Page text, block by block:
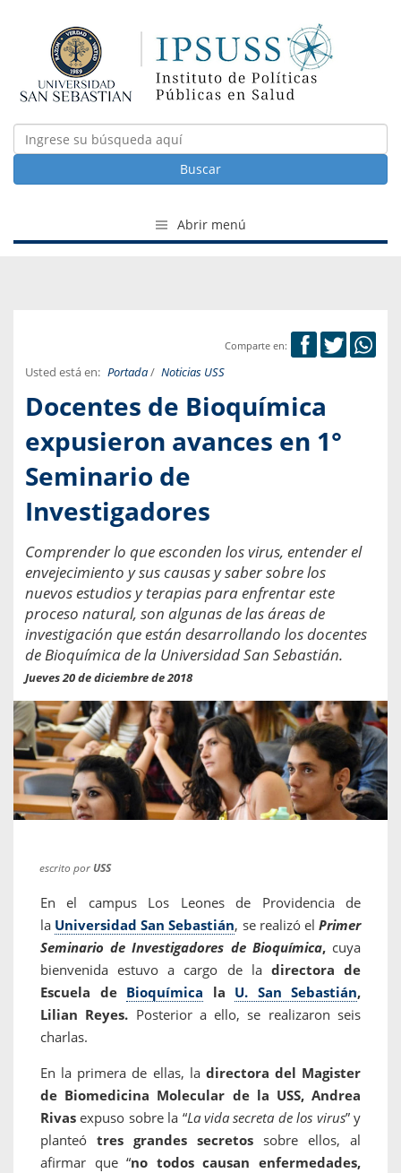
Buscar
Abrir menú
Comparte en:
Usted está en: Portada/ Noticias USS
Docentes de Bioquímica
expusieron avances en 1°
Seminario de
Investigadores
Comprender lo que esconden los virus, entender el
envejecimiento y sus causas y saber sobre los
nuevos estudios y terapias para enfrentar este
proceso natural, son algunas de las áreas de
investigación que están desarrollando los docentes
de Bioquímica de la Universidad San Sebastián.
Jueves 20 de diciembre de 2018
escrito por USS
En el campus Los Leones de Providencia de
la Universidad San Sebastián, se realizó elPrimer
Seminario de Investigadores de Bioquímica, cuya
bienvenida estuvo a cargo de la directora de
Escuela de Bioquímica la U. San Sebastián,
Lilian Reyes. Posterior a ello, se realizaron seis
charlas.
En la primera de ellas, la directora del Magister
de Biomedicina Molecular de la USS, Andrea
Rivas expuso sobre la “La vida secreta de los virus” y
planteó tres grandes secretos sobre ellos, al
afirmar que “no todos causan enfermedades,